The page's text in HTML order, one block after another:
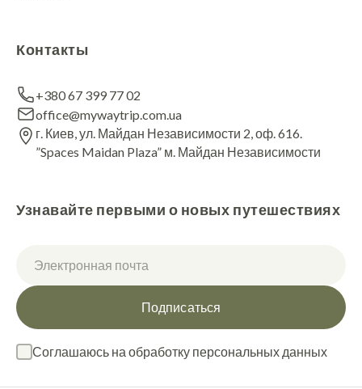
Контакты
+380 67 399 77 02
office@mywaytrip.com.ua
г. Киев, ул. Майдан Независимости 2, оф. 616.
”Spaces Maidan Plaza” м. Майдан Независимости
Узнавайте первыми о новых путешествиях
Подписаться
Соглашаюсь на обработку персональных данных